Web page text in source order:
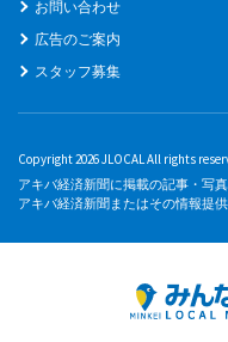
お問い合わせ
広告のご案内
スタッフ募集
Copyright 2026 JLOCAL All rights
アキバ経済新聞に掲載の記事・写
アキバ経済新聞またはその情報提供